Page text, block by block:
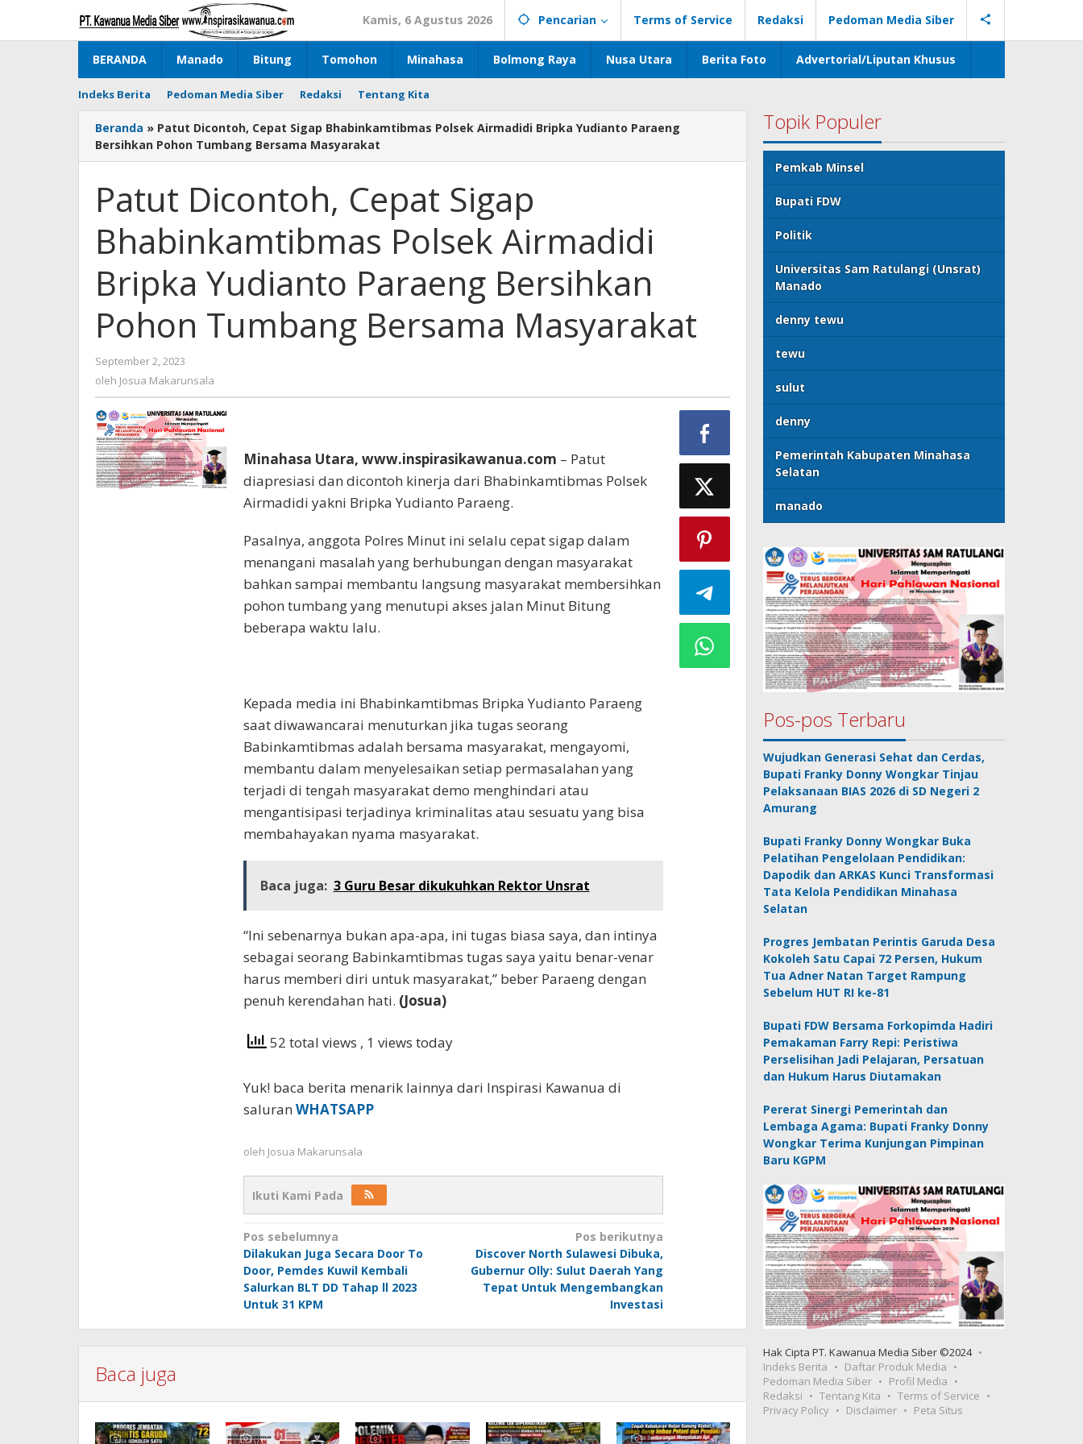
konten
Kamis, 6 Agustus 2026 Pencarian Terms of Service Redaksi Pedoman Media Siber
BERANDA Manado Bitung Tomohon Minahasa Bolmong Raya Nusa Utara Berita Foto Advertorial/Liputan Khusus
Indeks Berita Pedoman Media Siber Redaksi Tentang Kita
Beranda » Patut Dicontoh, Cepat Sigap Bhabinkamtibmas Polsek Airmadidi Bripka Yudianto Paraeng
Bersihkan Pohon Tumbang Bersama Masyarakat
Patut Dicontoh, Cepat Sigap
Bhabinkamtibmas Polsek Airmadidi
Bripka Yudianto Paraeng Bersihkan
Pohon Tumbang Bersama Masyarakat
September 2, 2023
Josua
oleh Josua Makarunsala
Minahasa Utara, www.inspirasikawanua.com – Patut
diapresiasi dan dicontoh kinerja dari Bhabinkamtibmas Polsek
Airmadidi yakni Bripka Yudianto Paraeng.
Pasalnya, anggota Polres Minut ini selalu cepat sigap dalam
menangani masalah yang berhubungan dengan masyarakat
bahkan sampai membantu langsung masyarakat membersihkan
pohon tumbang yang menutupi akses jalan Minut Bitung
beberapa waktu lalu.
Kepada media ini Bhabinkamtibmas Bripka Yudianto Paraeng
saat diwawancarai menuturkan jika tugas seorang
Babinkamtibmas adalah bersama masyarakat, mengayomi,
membantu dalam menyelesaikan setiap permasalahan yang
terjadi di tengah masyarakat demo menghindari atau
mengantisipasi terjadinya kriminalitas atau sesuatu yang bisa
membahayakan nyama masyarakat.
Baca juga: 3 Guru Besar dikukuhkan Rektor Unsrat
“Ini sebenarnya bukan apa-apa, ini tugas biasa saya, dan intinya
sebagai seorang Babinkamtibmas tugas saya yaitu benar-venar
harus memberi diri untuk masyarakat,” beber Paraeng dengan
penuh kerendahan hati. (Josua)
52 total views , 1 views today
Yuk! baca berita menarik lainnya dari Inspirasi Kawanua di
saluran WHATSAPP
oleh Josua Makarunsala
Ikuti Kami Pada
Navigasi
pos
Pos sebelumnya
Dilakukan Juga Secara Door To
Door, Pemdes Kuwil Kembali
Salurkan BLT DD Tahap ll 2023
Untuk 31 KPM
Pos berikutnya
Discover North Sulawesi Dibuka,
Gubernur Olly: Sulut Daerah Yang
Tepat Untuk Mengembangkan
Investasi
Baca juga
Topik Populer
Pemkab Minsel
Bupati FDW
Politik
Universitas Sam Ratulangi (Unsrat)
Manado
denny tewu
tewu
sulut
denny
Pemerintah Kabupaten Minahasa
Selatan
manado
Pos-pos Terbaru
Wujudkan Generasi Sehat dan Cerdas,
Bupati Franky Donny Wongkar Tinjau
Pelaksanaan BIAS 2026 di SD Negeri 2
Amurang
Bupati Franky Donny Wongkar Buka
Pelatihan Pengelolaan Pendidikan:
Dapodik dan ARKAS Kunci Transformasi
Tata Kelola Pendidikan Minahasa
Selatan
Progres Jembatan Perintis Garuda Desa
Kokoleh Satu Capai 72 Persen, Hukum
Tua Adner Natan Target Rampung
Sebelum HUT RI ke-81
Bupati FDW Bersama Forkopimda Hadiri
Pemakaman Farry Repi: Peristiwa
Perselisihan Jadi Pelajaran, Persatuan
dan Hukum Harus Diutamakan
Pererat Sinergi Pemerintah dan
Lembaga Agama: Bupati Franky Donny
Wongkar Terima Kunjungan Pimpinan
Baru KGPM
Hak Cipta PT. Kawanua Media Siber ©2024
Indeks Berita
Daftar Produk Media
Pedoman Media Siber
Profil Media
Redaksi
Tentang Kita
Terms of Service
Privacy Policy
Disclaimer Peta Situs